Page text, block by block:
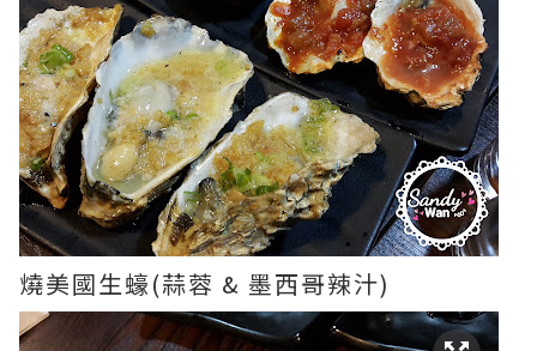
燒美國生蠔(蒜蓉 & 墨西哥辣汁)